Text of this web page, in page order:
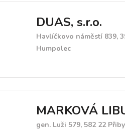
poradenství a prodej
software. Poradím si
daní z příjmu, z přidané
DUAS, s.r.o.
Havlíčkovo náměstí 839,
Humpolec
MARKOVÁ
gen. Luži 579, 582 22